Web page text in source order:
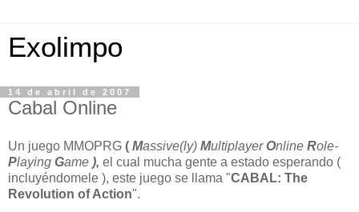
Exolimpo
14 de abril de 2007
Cabal Online
Un juego MMOPRG ( Massive(ly) MultiplayerOnline Role-
Playing Game ), el cual mucha gente a estado esperando (
incluyéndomele ), este juego se llama "CABAL: The
Revolution of Action".